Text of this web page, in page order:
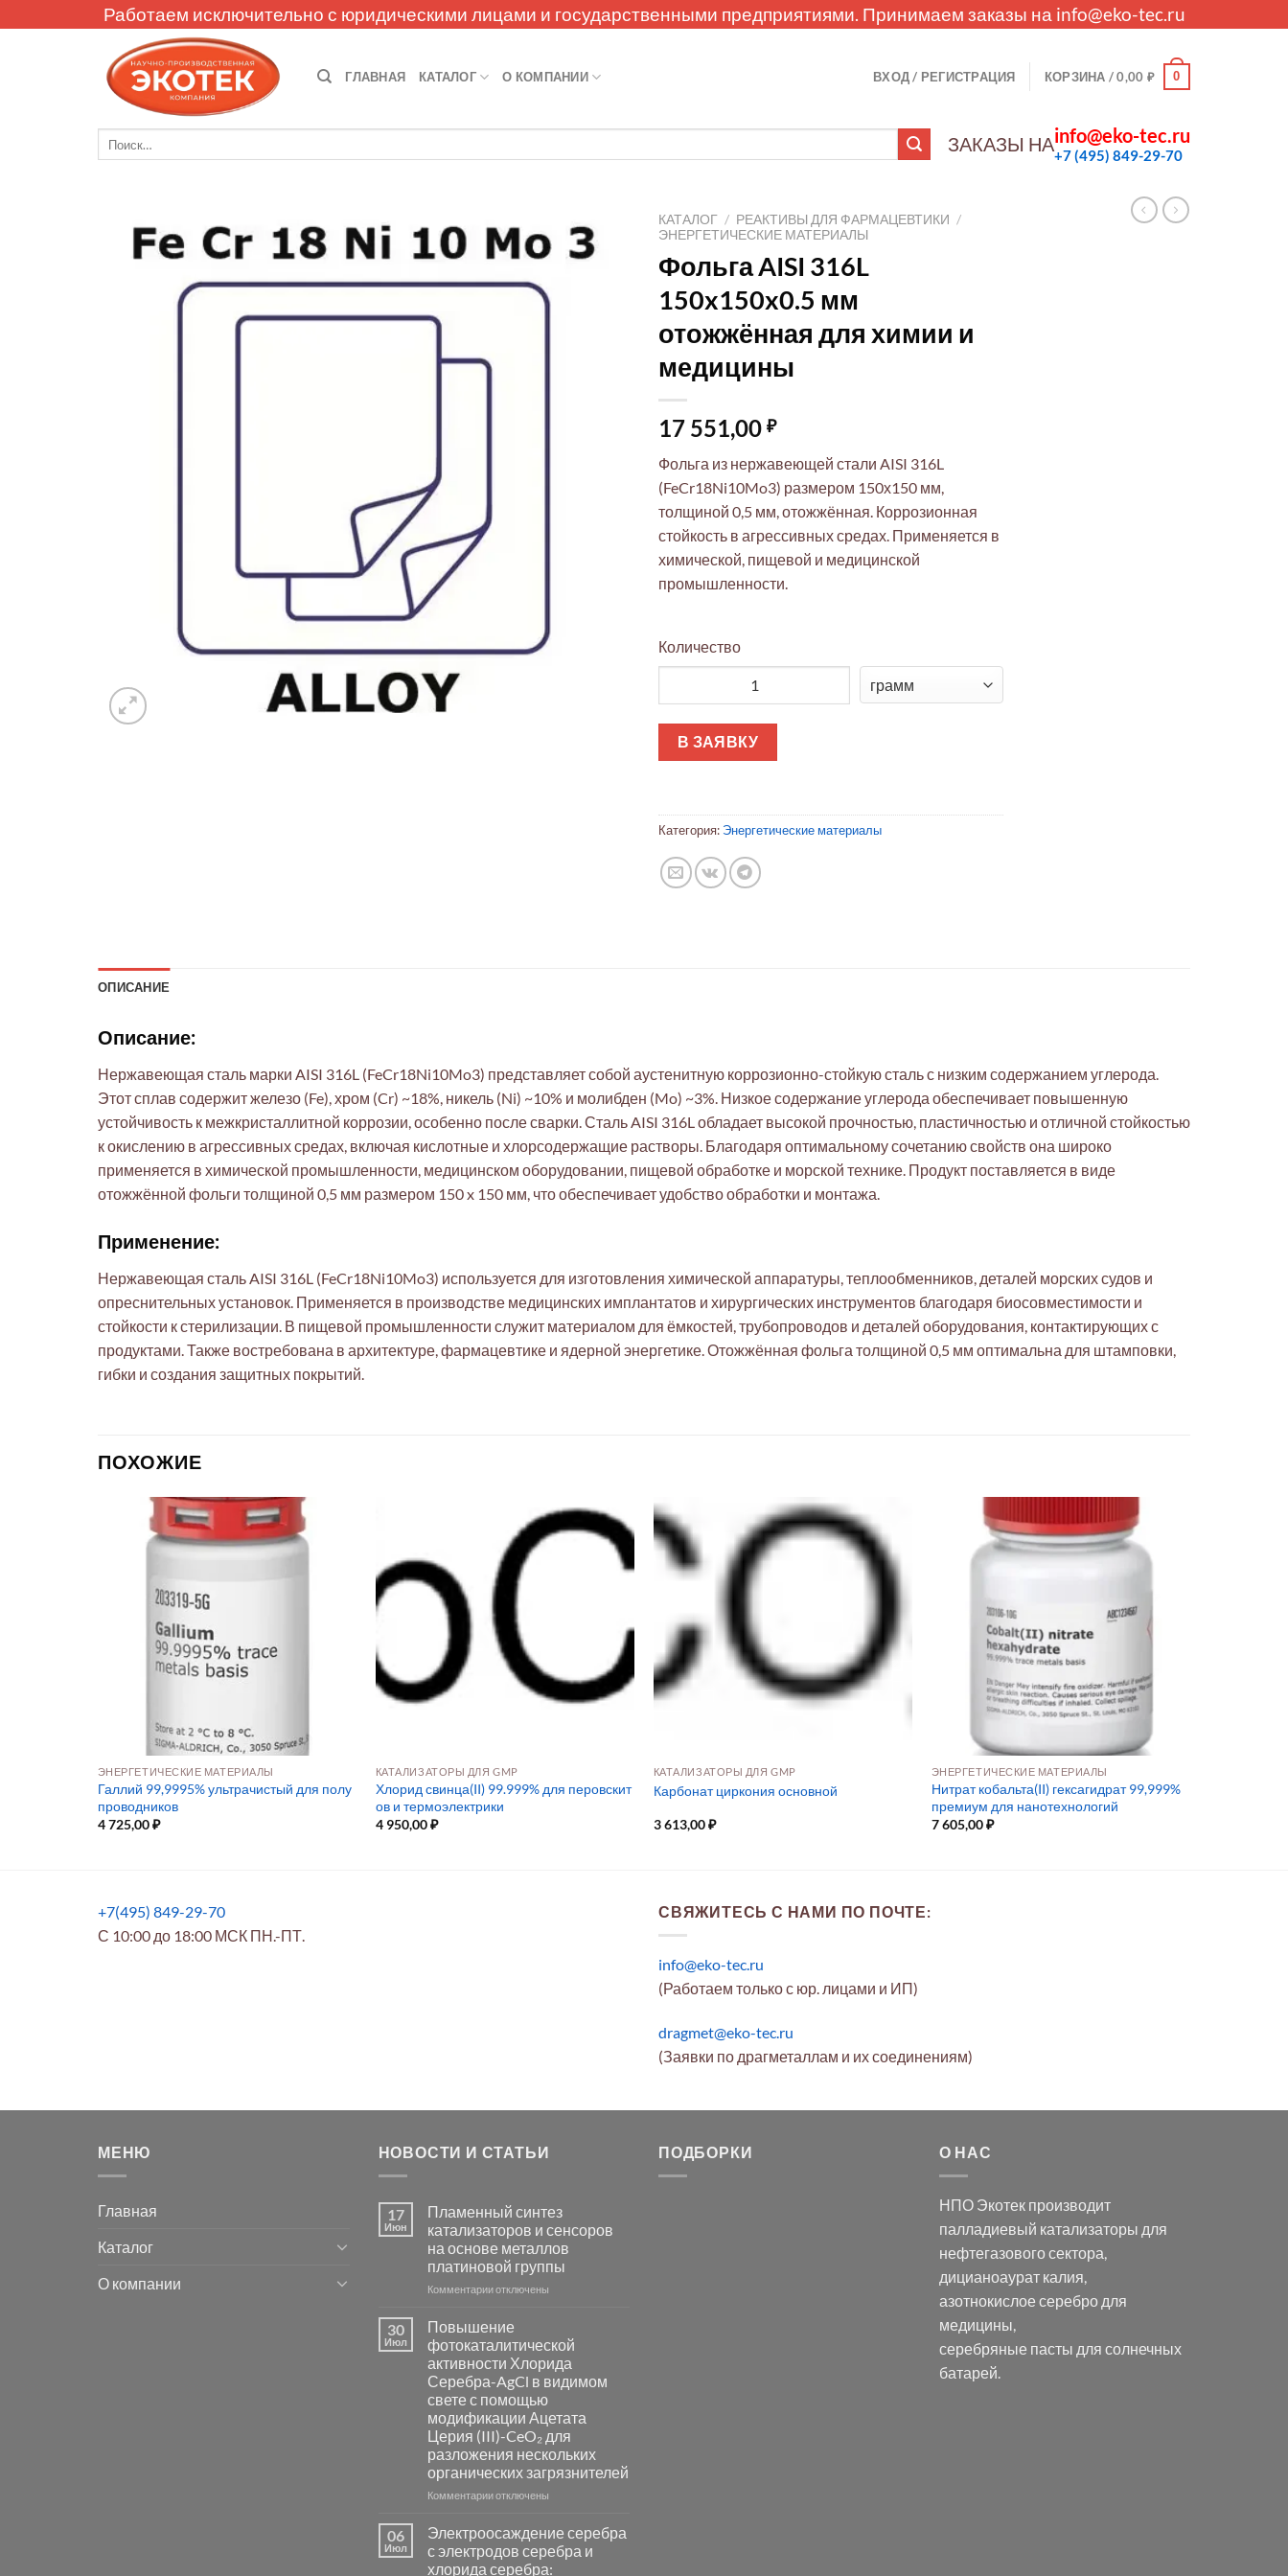
to
Работаем исключительно с юридическими лицами и государственными предприятиями. Принимаем заказы на info@eko-tec.ru
ГЛАВНАЯ КАТАЛОГ О КОМПАНИИ ВХОД / РЕГИСТРАЦИЯ КОРЗИНА /0,00 ₽ 0
ЗАКАЗЫ НАinfo@eko-tec.ru
+7 (495) 849-29-70
КАТАЛОГ / РЕАКТИВЫ ДЛЯ ФАРМАЦЕВТИКИ /
ЭНЕРГЕТИЧЕСКИЕ МАТЕРИАЛЫ
Фольга AISI 316L
150x150x0.5 мм
отожжённая для химии и
медицины
17 551,00 ₽
Фольга из нержавеющей стали AISI 316L
(FeCr18Ni10Mo3) размером 150х150 мм,
толщиной 0,5 мм, отожжённая. Коррозионная
стойкость в агрессивных средах. Применяется в
химической, пищевой и медицинской
промышленности.
Количество
В ЗАЯВКУ
Категория: Энергетические материалы
ОПИСАНИЕ
Описание:
Нержавеющая сталь марки AISI 316L (FeCr18Ni10Mo3) представляет собой аустенитную коррозионно-стойкую сталь с низким содержанием углерода.
Этот сплав содержит железо (Fe), хром (Cr) ~18%, никель (Ni) ~10% и молибден (Mo) ~3%. Низкое содержание углерода обеспечивает повышенную
устойчивость к межкристаллитной коррозии, особенно после сварки. Сталь AISI 316L обладает высокой прочностью, пластичностью и отличной стойкостью
к окислению в агрессивных средах, включая кислотные и хлорсодержащие растворы. Благодаря оптимальному сочетанию свойств она широко
применяется в химической промышленности, медицинском оборудовании, пищевой обработке и морской технике. Продукт поставляется в виде
отожжённой фольги толщиной 0,5 мм размером 150 x 150 мм, что обеспечивает удобство обработки и монтажа.
Применение:
Нержавеющая сталь AISI 316L (FeCr18Ni10Mo3) используется для изготовления химической аппаратуры, теплообменников, деталей морских судов и
опреснительных установок. Применяется в производстве медицинских имплантатов и хирургических инструментов благодаря биосовместимости и
стойкости к стерилизации. В пищевой промышленности служит материалом для ёмкостей, трубопроводов и деталей оборудования, контактирующих с
продуктами. Также востребована в архитектуре, фармацевтике и ядерной энергетике. Отожжённая фольга толщиной 0,5 мм оптимальна для штамповки,
гибки и создания защитных покрытий.
ПОХОЖИЕ
ЭНЕРГЕТИЧЕСКИЕ МАТЕРИАЛЫ
Галлий 99,9995% ультрачистый для полу
проводников
4 725,00₽
КАТАЛИЗАТОРЫ ДЛЯ GMP
Хлорид свинца(II) 99.999% для перовскит
ов и термоэлектрики
4 950,00₽
КАТАЛИЗАТОРЫ ДЛЯ GMP
Карбонат циркония основной
3 613,00₽
ЭНЕРГЕТИЧЕСКИЕ МАТЕРИАЛЫ
Нитрат кобальта(II) гексагидрат 99,999%
премиум для нанотехнологий
7 605,00₽
+7(495) 849-29-70
С 10:00 до 18:00 МСК ПН.-ПТ.
СВЯЖИТЕСЬ С НАМИ ПО ПОЧТЕ:
info@eko-tec.ru
(Работаем только с юр. лицами и ИП)
dragmet@eko-tec.ru
(Заявки по драгметаллам и их соединениям)
МЕНЮ
Главная
Каталог
О компании
НОВОСТИ И СТАТЬИ
17
Июн
Пламенный синтез
катализаторов и сенсоров
на основе металлов
платиновой группы
Комментариик
синтез
катализаторов
и
сенсоров
на
основе
металлов
платиновой
группы
отключены
30
Июл
Повышение
фотокаталитической
активности Хлорида
Серебра-AgCl в видимом
свете с помощью
модификации Ацетата
Церия (III)-CeO₂ для
разложения нескольких
органических загрязнителей
Комментариик
фотокаталитической
активности
отключены
06
Июл
Электроосаждение серебра
с электродов серебра и
хлорида серебра:
ПОДБОРКИ О НАС
НПО Экотек производит
палладиевый катализаторы для
нефтегазового сектора,
дицианоаурат калия,
азотнокислое серебродля
медицины,
серебряные пасты для солнечных
батарей.